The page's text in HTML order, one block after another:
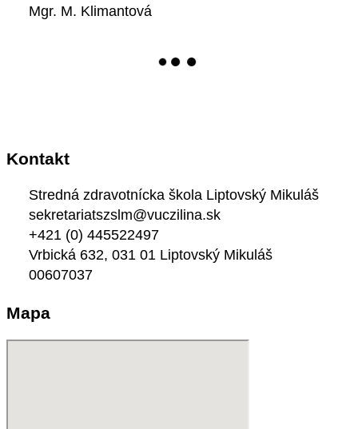
Mgr. M. Klimantová
Kontakt
Stredná zdravotnícka škola Liptovský Mikuláš
sekretariatszslm@vuczilina.sk
+421 (0) 445522497
Vrbická 632, 031 01 Liptovský Mikuláš
00607037
Mapa